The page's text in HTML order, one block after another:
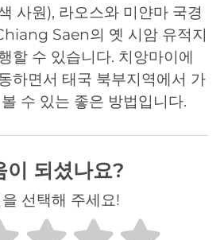
사원), 라오스와 미얀마 국경
Saen의 옛 시암 유적지
할 수 있습니다. 치앙마이에
하면서 태국 북부지역에서 가
수 있는 좋은 방법입니다.
이 되셨나요?
선택해 주세요!